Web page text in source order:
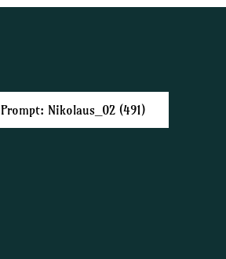
Prompt: Nikolaus_02 (491)